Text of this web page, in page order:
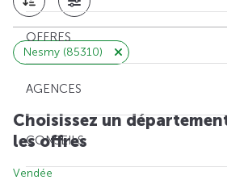
OFFRES
AGENCES
CONSEILS
Nesmy (85310)
Choisissez un
les offres
Vendée